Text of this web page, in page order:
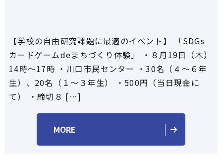
【学校の自由研究課題に最適のイベント】 「SDGs
カードゲームdeまちづくり体験」 ・８月19日（木）
14時～17時 ・川口市民センター ・30名（４～６年
生）、20名（１～３年生） ・500円（当日現金に
て） ・締切８ […]
MORE